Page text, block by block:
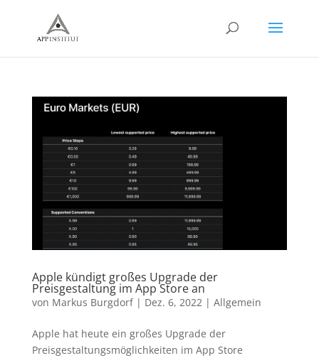
Apple kündigt großes Upgrade der
Preisgestaltung im App Store an
von Markus Burgdorf| Dez. 6, 2022 | Allgemein
Apple hat heute ein großes Upgrade der
Preisgestaltungsmöglichkeiten im App Store